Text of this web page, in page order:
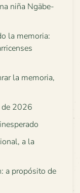
niña Ngäbe-
la memoria:
la memoria,
de 2026
a la
a propósito de